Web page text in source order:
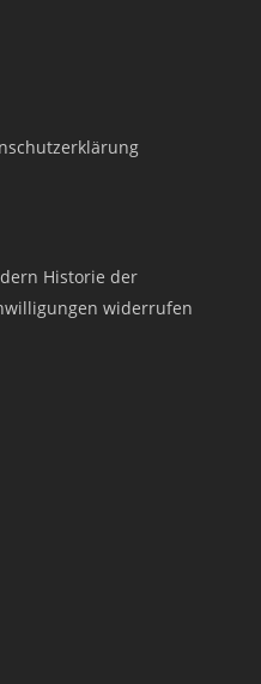
Historie der
widerrufen